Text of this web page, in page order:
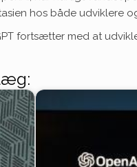
hos både udviklere
fortsætter med at